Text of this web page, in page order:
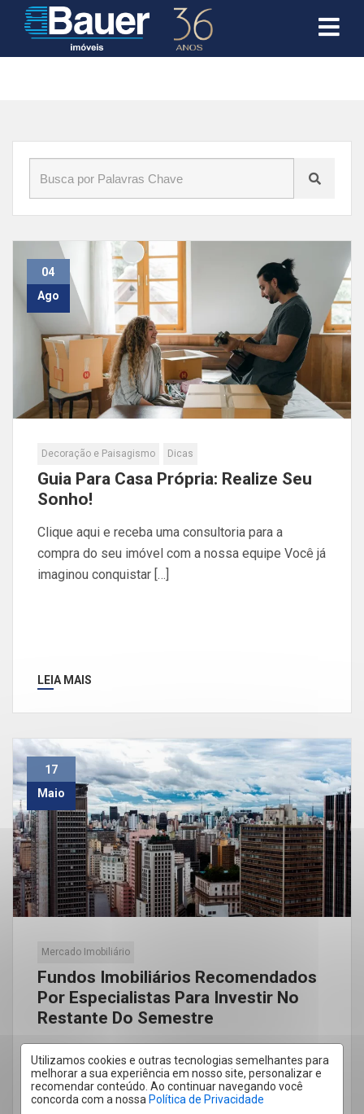
Início» Blog»mercado
Utilizamos cookies e outras tecnologias semelhantes para
melhorar a sua experiência em nosso site, personalizar e
recomendar conteúdo. Ao continuar navegando você
concorda com a nossa Política de Privacidade
04
Ago
Decoração e Paisagismo Dicas
Guia Para Casa Própria: Realize Seu
Sonho!
Clique aqui e receba uma consultoria para a
compra do seu imóvel com a nossa equipe Você já
imaginou conquistar […]
LEIA MAIS
17
Maio
Mercado Imobiliário
Fundos Imobiliários Recomendados
Por Especialistas Para Investir No
Restante Do Semestre
texto apresentado no fim de abril e termos
anunciados anteriormente impactaram […]